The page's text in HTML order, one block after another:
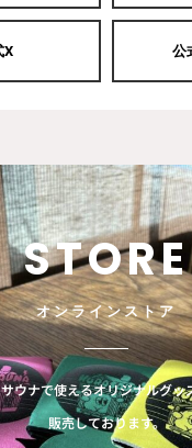
X 公
STORE
オンラインストア
サウナで使えるオリジナルグッ
販売しております。